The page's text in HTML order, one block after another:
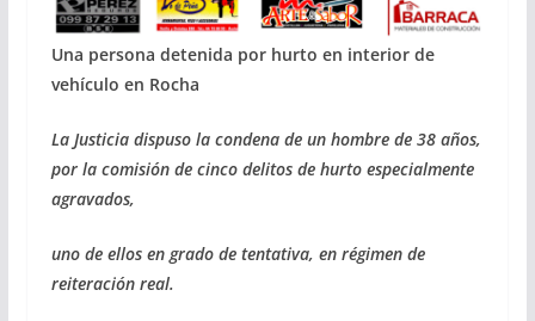
Una persona detenida por hurto en interior de
vehículo en Rocha
La Justicia dispuso la condena de un hombre de 38 años,
por la comisión de cinco delitos de hurto especialmente
agravados,
uno de ellos en grado de tentativa, en régimen de
reiteración real.